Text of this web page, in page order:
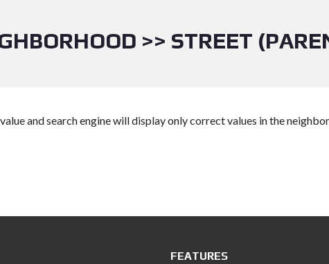
>> STREET
and search engine will display only correct values in the
FEATURES